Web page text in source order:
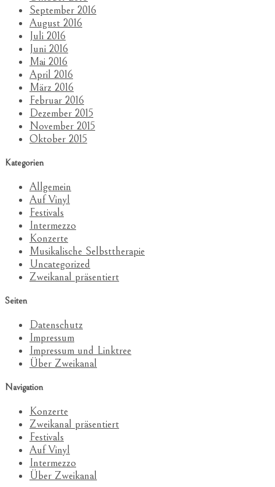
September 2016
August 2016
Juli 2016
Juni 2016
Mai 2016
April 2016
März 2016
Februar 2016
Dezember 2015
November 2015
Oktober 2015
Kategorien
Allgemein
Auf Vinyl
Festivals
Intermezzo
Konzerte
Musikalische Selbsttherapie
Uncategorized
Zweikanal präsentiert
Seiten
Datenschutz
Impressum
Impressum und Linktree
Über Zweikanal
Navigation
Konzerte
Zweikanal präsentiert
Festivals
Auf Vinyl
Intermezzo
Über Zweikanal